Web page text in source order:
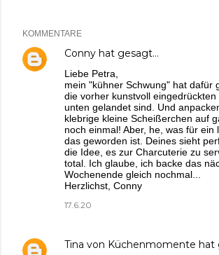
KOMMENTARE
Conny hat gesagt…
Liebe Petra,
mein "kühner Schwung" hat dafür
die vorher kunstvoll eingedrückten
unten gelandet sind. Und
klebrige kleine Scheißerchen auf
noch einmal! Aber, he, was für ein
das geworden ist. Deines sieht
die Idee, es zur Charcuterie zu
total. Ich glaube, ich backe das
Wochenende gleich nochmal...
Herzlichst, Conny
17.6.20
Tina von Küchenmomente hat